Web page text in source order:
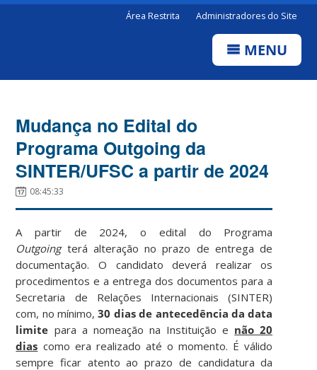
Área Restrita Administradores do Site
MENU
Mudança no Edital do
Programa Outgoing da
SINTER/UFSC a partir de 2024
08:45:33
A partir de 2024, o edital do Programa
Outgoingterá alteração no prazo de entrega de
documentação. O candidato deverá realizar os
procedimentos e a entrega dos documentos para a
Secretaria de Relações Internacionais (SINTER)
com, no mínimo,30 dias de antecedência da data
limite para a nomeação na Instituição e não 20
dias como era realizado até o momento. É válido
sempre ficar atento ao prazo de candidatura da